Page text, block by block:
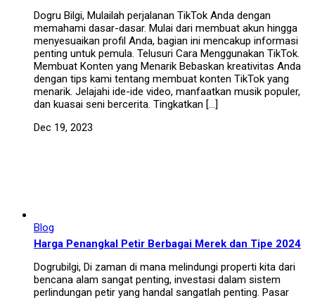
Dogru Bilgi, Mulailah perjalanan TikTok Anda dengan
memahami dasar-dasar. Mulai dari membuat akun hingga
menyesuaikan profil Anda, bagian ini mencakup informasi
penting untuk pemula. Telusuri Cara Menggunakan TikTok.
Membuat Konten yang Menarik Bebaskan kreativitas Anda
dengan tips kami tentang membuat konten TikTok yang
menarik. Jelajahi ide-ide video, manfaatkan musik populer,
dan kuasai seni bercerita. Tingkatkan […]
Dec 19, 2023
Blog
Harga Penangkal Petir Berbagai Merek dan Tipe 2024
Dogrubilgi, Di zaman di mana melindungi properti kita dari
bencana alam sangat penting, investasi dalam sistem
perlindungan petir yang handal sangatlah penting. Pasar